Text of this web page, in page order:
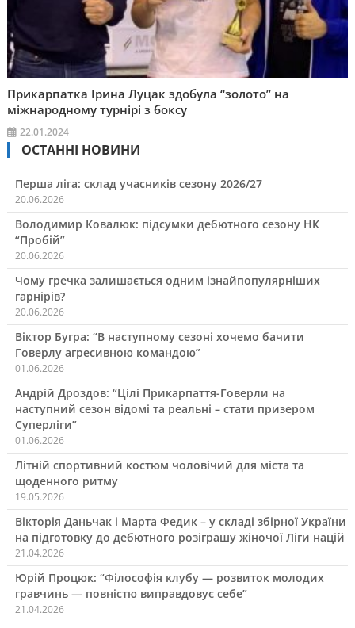
Прикарпатка Ірина Луцак здобула “золото” на
міжнародному турнірі з боксу
22.01.2024
ОСТАННІ НОВИНИ
Перша ліга: склад учасників сезону 2026/27
20.06.2026
Володимир Ковалюк: підсумки дебютного сезону НК
“Пробій”
20.06.2026
Чому гречка залишається одним ізнайпопулярніших
гарнірів?
20.06.2026
Віктор Бугра: “В наступному сезоні хочемо бачити
Говерлу агресивною командою”
01.06.2026
Андрій Дроздов: “Цілі Прикарпаття-Говерли на
наступний сезон відомі та реальні – стати призером
Суперліги”
01.06.2026
Літній спортивний костюм чоловічий для міста та
щоденного ритму
19.05.2026
Вікторія Даньчак і Марта Федик – у складі збірної України
на підготовку до дебютного розіграшу жіночої Ліги націй
21.04.2026
Юрій Процюк: “Філософія клубу — розвиток молодих
гравчинь — повністю виправдовує себе”
21.04.2026